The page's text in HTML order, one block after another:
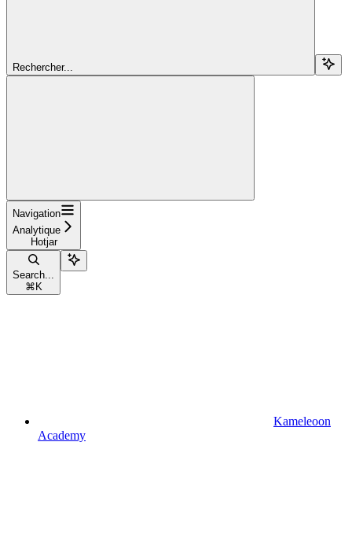
Rechercher...
Navigation
Analytique
Hotjar
Search...
⌘ K
Kameleoon
Academy